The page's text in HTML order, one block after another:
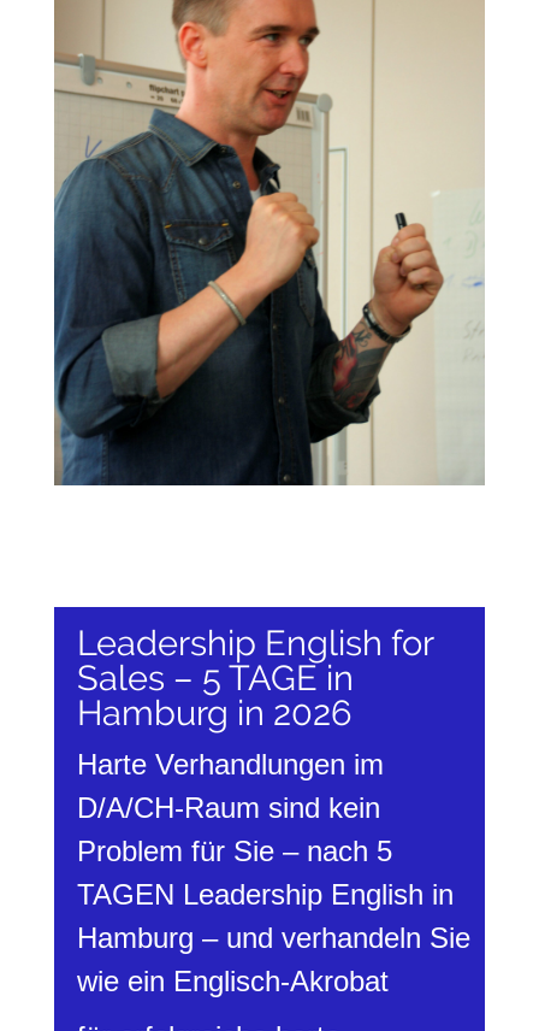
Leadership English for
Sales – 5 TAGE in
Hamburg in 2026
Harte Verhandlungen im
D/A/CH-Raum sind kein
Problem für Sie – nach 5
TAGEN Leadership English in
Hamburg – und verhandeln Sie
wie ein Englisch-Akrobat